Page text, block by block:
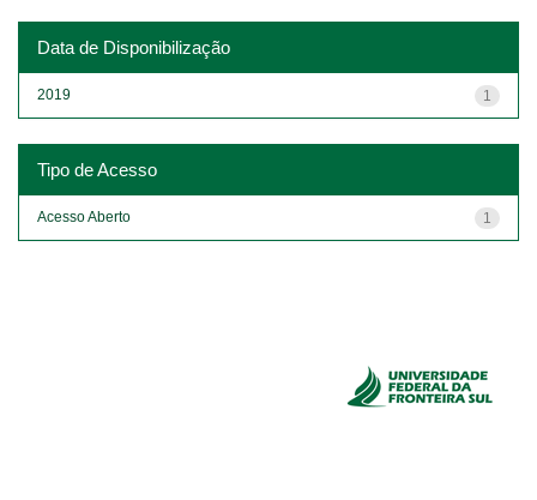
Data de Disponibilização
1
2019
Tipo de Acesso
1
Acesso Aberto